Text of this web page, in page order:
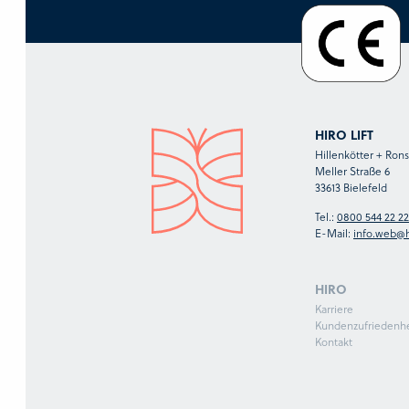
HIRO LIFT
Hillenkötter +
Meller Straße 6
33613 Bielefeld
Tel.: 0800 544 22 22
E-Mail:
HIRO
Karriere
Kontakt